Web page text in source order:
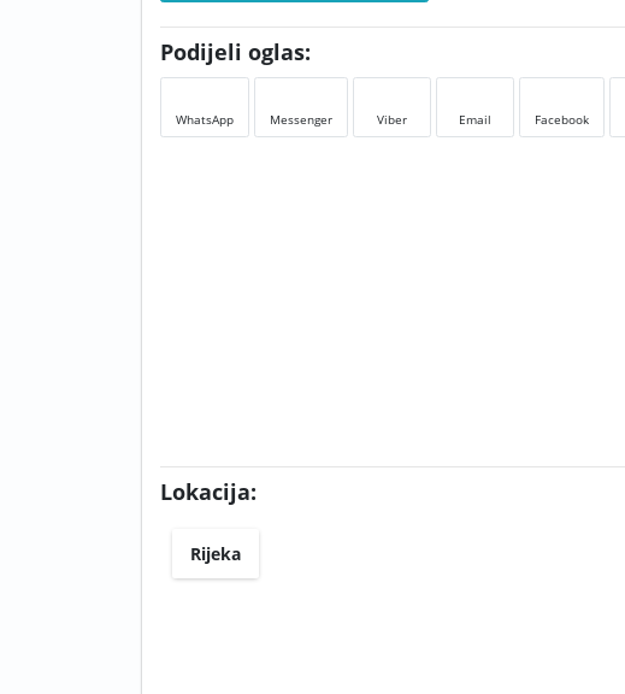
Podijeli oglas:
WhatsApp Messenger Viber Email Facebook
Lokacija:
Rijeka